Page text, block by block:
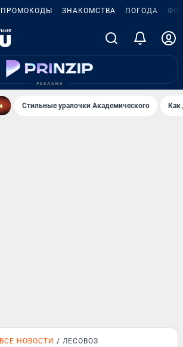
ПРОМОКОДЫ ЗНАКОМСТВА ПОГОДА
Стильные уралочки Академического Как
ВСЕ НОВОСТИ ЛЕСОВОЗ